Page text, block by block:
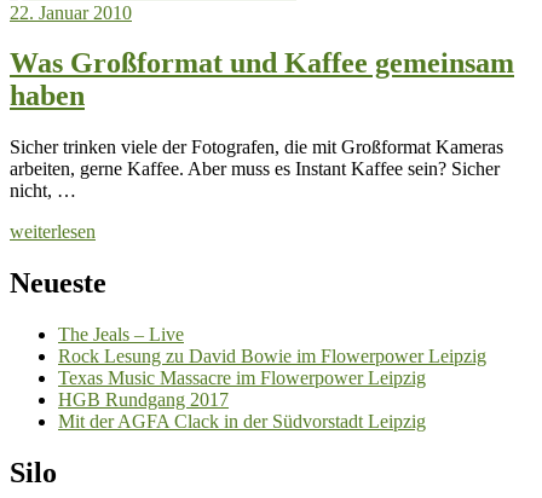
22. Januar 2010
Was Großformat und Kaffee gemeinsam
haben
Sicher trinken viele der Fotografen, die mit Großformat Kameras
arbeiten, gerne Kaffee. Aber muss es Instant Kaffee sein? Sicher
nicht, …
weiterlesen
Neueste
The Jeals – Live
Rock Lesung zu David Bowie im Flowerpower Leipzig
Texas Music Massacre im Flowerpower Leipzig
HGB Rundgang 2017
Mit der AGFA Clack in der Südvorstadt Leipzig
Silo